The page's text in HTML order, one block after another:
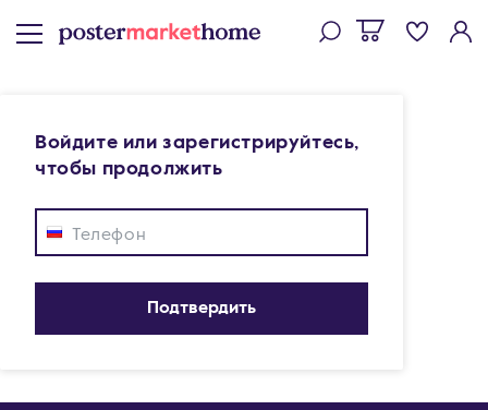
Войдите или зарегистрируйтесь,
чтобы продолжить
Телефон
Подтвердить